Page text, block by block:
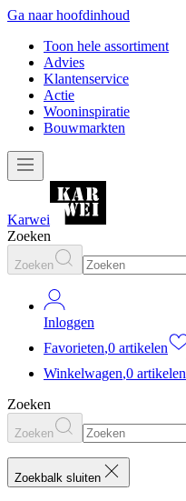
Ga naar hoofdinhoud
Toon hele assortiment
Advies
Klantenservice
Actie
Wooninspiratie
Bouwmarkten
Karwei
Zoeken
Zoeken
Inloggen
Favorieten,0 artikelen
Winkelwagen,0 artikelen
Zoeken
Zoeken
Zoekbalk sluiten